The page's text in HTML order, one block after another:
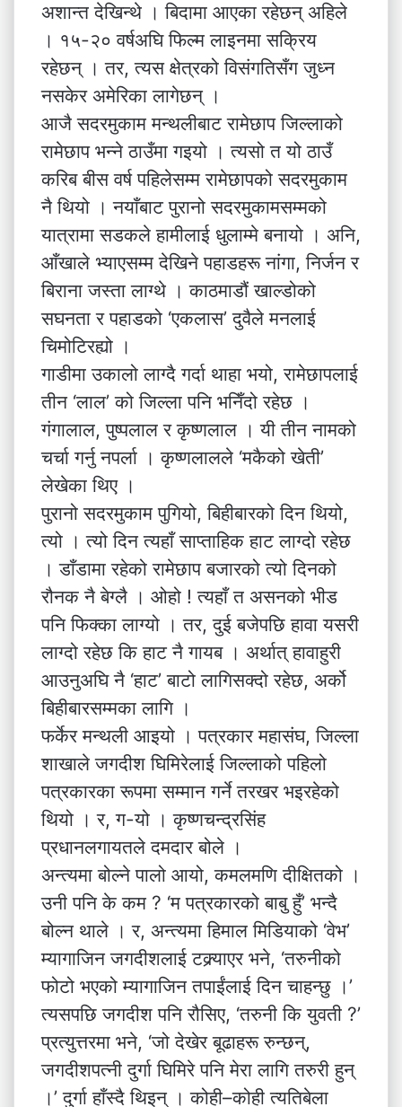
अशान्त देखिन्थे । बिदामा आएका रहेछन् अहिले
। १५-२० वर्षअघि फिल्म लाइनमा सक्रिय
रहेछन् । तर, त्यस क्षेत्रको विसंगतिसँग जुध्न
नसकेर अमेरिका लागेछन् ।
आजै सदरमुकाम मन्थलीबाट रामेछाप जिल्लाको
रामेछाप भन्ने ठाउँमा गइयो । त्यसो त यो ठाउँ
करिब बीस वर्ष पहिलेसम्म रामेछापको सदरमुकाम
नै थियो । नयाँबाट पुरानो सदरमुकामसम्मको
यात्रामा सडकले हामीलाई धुलाम्मे बनायो । अनि,
आँखाले भ्याएसम्म देखिने पहाडहरू नांगा, निर्जन र
बिराना जस्ता लाग्थे । काठमाडौं खाल्डोको
सघनता र पहाडको ‘एकलास’ दुवैले मनलाई
चिमोटिरह्यो ।
गाडीमा उकालो लाग्दै गर्दा थाहा भयो, रामेछापलाई
तीन ‘लाल’ को जिल्ला पनि भनिँदो रहेछ ।
गंगालाल, पुष्पलाल र कृष्णलाल । यी तीन नामको
चर्चा गर्नु नपर्ला । कृष्णलालले ‘मकैको खेती’
लेखेका थिए ।
पुरानो सदरमुकाम पुगियो, बिहीबारको दिन थियो,
त्यो । त्यो दिन त्यहाँ साप्ताहिक हाट लाग्दो रहेछ
। डाँडामा रहेको रामेछाप बजारको त्यो दिनको
रौनक नै बेग्लै । ओहो ! त्यहाँ त असनको भीड
पनि फिक्का लाग्यो । तर, दुई बजेपछि हावा यसरी
लाग्दो रहेछ कि हाट नै गायब । अर्थात् हावाहुरी
आउनुअघि नै ‘हाट’ बाटो लागिसक्दो रहेछ, अर्को
बिहीबारसम्मका लागि ।
फर्केर मन्थली आइयो । पत्रकार महासंघ, जिल्ला
शाखाले जगदीश घिमिरेलाई जिल्लाको पहिलो
पत्रकारका रूपमा सम्मान गर्ने तरखर भइरहेको
थियो । र, ग-यो । कृष्णचन्द्रसिंह
प्रधानलगायतले दमदार बोले ।
अन्त्यमा बोल्ने पालो आयो, कमलमणि दीक्षितको ।
उनी पनि के कम ? ‘म पत्रकारको बाबु हुँ’ भन्दै
बोल्न थाले । र, अन्त्यमा हिमाल मिडियाको ‘वेभ’
म्यागाजिन जगदीशलाई टक्र्याएर भने, ‘तरुनीको
फोटो भएको म्यागाजिन तपाईंलाई दिन चाहन्छु ।’
त्यसपछि जगदीश पनि रौसिए, ‘तरुनी कि युवती ?’
प्रत्युत्तरमा भने, ‘जो देखेर बूढाहरू रुन्छन्,
जगदीशपत्नी दुर्गा घिमिरे पनि मेरा लागि तरुरी हुन्
।’ दुर्गा हाँस्दै थिइन् । कोही–कोही त्यतिबेला